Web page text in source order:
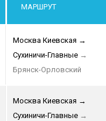
МАРШРУТ
Москва Киевская →
Сухиничи-Главные →
Брянск-Орловский
Москва Киевская →
Сухиничи-Главные →